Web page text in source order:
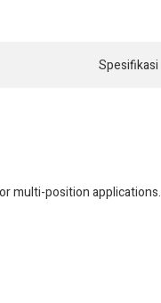
Spesifikasi
multi-position applications.